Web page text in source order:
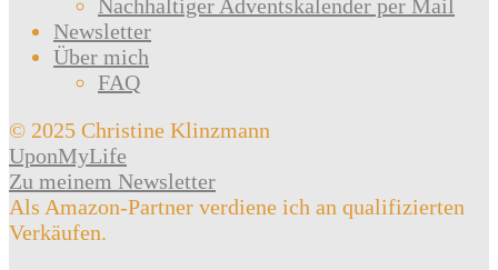
Nachhaltiger Adventskalender per Mail
Newsletter
Über mich
FAQ
© 2025 Christine Klinzmann
UponMyLife
Zu meinem Newsletter
Als Amazon-Partner verdiene ich an qualifizierten
Verkäufen.